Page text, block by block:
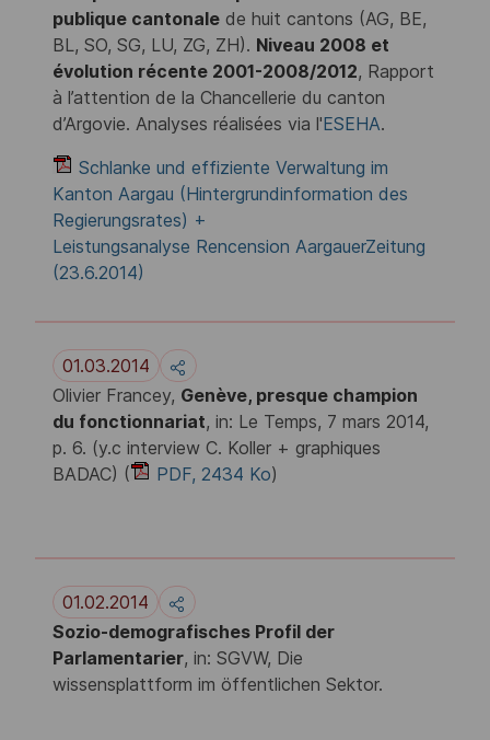
publique cantonale de huit cantons (AG, BE,
BL, SO, SG, LU, ZG, ZH). Niveau 2008 et
évolution récente 2001-2008/2012, Rapport
à l’attention de la Chancellerie du canton
d’Argovie. Analyses réalisées via l'ESEHA.
Schlanke und effiziente Verwaltung im
Kanton Aargau (Hintergrundinformation des
Regierungsrates) +
Leistungsanalyse Rencension AargauerZeitung
(23.6.2014)
01.03.2014
Olivier Francey, Genève, presque champion
du fonctionnariat, in: Le Temps, 7 mars 2014,
p. 6. (y.c interview C. Koller + graphiques
BADAC) (
PDF, 2434 Ko)
01.02.2014
Sozio-demografisches Profil der
Parlamentarier, in: SGVW, Die
wissensplattform im öffentlichen Sektor.